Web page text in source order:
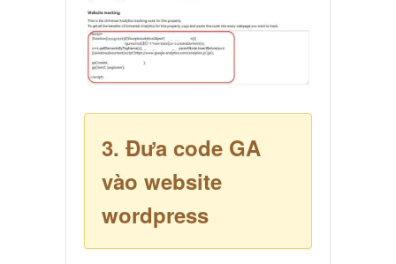
3. Đưa code GA
vào website
wordpress